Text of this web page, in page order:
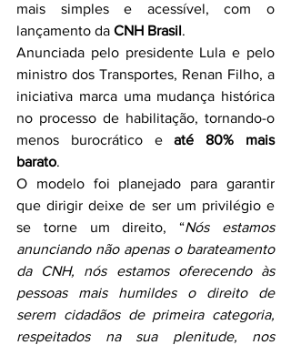
mais simples e acessível, com o
lançamento da CNH Brasil.
Anunciada pelo presidente Lula e pelo
ministro dos Transportes, Renan Filho, a
iniciativa marca uma mudança histórica
no processo de habilitação, tornando-o
menos burocrático e até 80% mais
barato.
O modelo foi planejado para garantir
que dirigir deixe de ser um privilégio e
se torne um direito, “Nós estamos
anunciando não apenas o barateamento
da CNH, nós estamos oferecendo às
pessoas mais humildes o direito de
serem cidadãos de primeira categoria,
respeitados na sua plenitude, nos